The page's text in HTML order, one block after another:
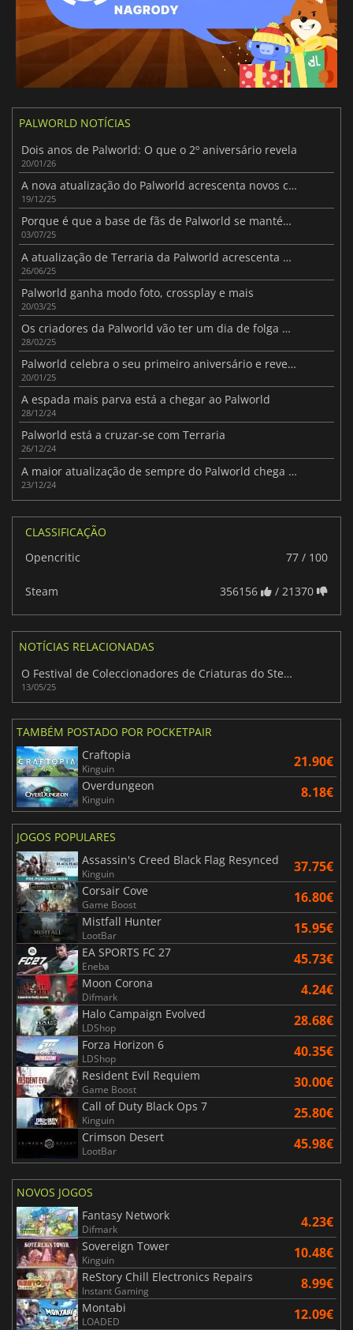
PALWORLD NOTÍCIAS
Dois anos de Palworld: O que o 2º aniversário revela
20/01/26
A nova atualização do Palworld acrescenta novos conteúdos e melhora os principais sistemas
19/12/25
Porque é que a base de fãs de Palworld se mantém firme e forte
03/07/25
A atualização de Terraria da Palworld acrescenta novas funcionalidades interessantes
26/06/25
Palworld ganha modo foto, crossplay e mais
20/03/25
Os criadores da Palworld vão ter um dia de folga para jogar Monster Hunter Wilds
28/02/25
Palworld celebra o seu primeiro aniversário e revela os próximos conteúdos
20/01/25
A espada mais parva está a chegar ao Palworld
28/12/24
Palworld está a cruzar-se com Terraria
26/12/24
A maior atualização de sempre do Palworld chega hoje ao ar
23/12/24
CLASSIFICAÇÃO
Opencritic
77 / 100
Steam 356156 / 21370
NOTÍCIAS RELACIONADAS
O Festival de Coleccionadores de Criaturas do Steam já está disponível - é altura de aproveitar as grandes promoções!
13/05/25
TAMBÉM POSTADO POR POCKETPAIR
Craftopia
Kinguin 21.90€
Overdungeon
Kinguin 8.18€
JOGOS POPULARES
Assassin's Creed Black Flag Resynced
Kinguin 37.75€
Corsair Cove
Game Boost 16.80€
Mistfall Hunter
LootBar 15.95€
EA SPORTS FC 27
Eneba 45.73€
Moon Corona
Difmark 4.24€
Halo Campaign Evolved
LDShop 28.68€
Forza Horizon 6
LDShop 40.35€
Resident Evil Requiem
Game Boost 30.00€
Call of Duty Black Ops 7
Kinguin 25.80€
Crimson Desert
LootBar 45.98€
NOVOS JOGOS
Fantasy Network
Difmark 4.23€
Sovereign Tower
Kinguin 10.48€
ReStory Chill Electronics Repairs
Instant Gaming 8.99€
Montabi
LOADED 12.09€